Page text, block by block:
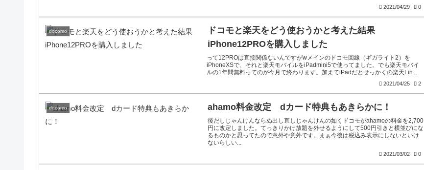
2021/04/29 0
docomo
ドコモと楽天をどう使おうかと考えた結果
iPhone12PROを購入しました
って12PROは直接関係ないんですがwメインのドコモ回線（ギガライト2）を
iPhoneXSで、それと楽天モバイルをiPadmini5で使ってました。でも楽天モバイ
ルの1年間無料ってのが今月で終わります。加えてiPadだとせっかくの楽天Lin...
2021/04/25 2
docomo ahamo料金改定 dカード特典もあきらかに！
後だしじゃんけんならぬ出し直しじゃんけんの如くドコモがahamoの料金を2,700
円に改定しました。てっきりかけ放題を外せるようにして500円引きと横並びにな
るものかと思ってたので意外や意外です。まぁ今後は税込み表示にしないといけ
ないらしい...
2021/03/02 0